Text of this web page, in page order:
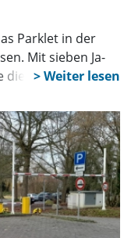
Parklet in der
Mit sieben Ja-
die Region
Aufenthaltsort
Ort einer neuen